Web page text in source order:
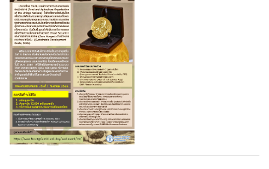
ข่
า
ว
/
กิ
จ
ก
ร
ร
ม